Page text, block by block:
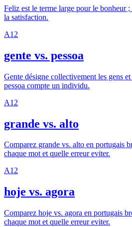
Feliz est le terme large pour le bonheur
la satisfaction.
A1 2
gente vs. pessoa
Gente désigne collectivement les gens
pessoa compte un individu.
A1 2
grande vs. alto
Comparez grande vs. alto en portugais
chaque mot et quelle erreur eviter.
A12
hoje vs. agora
Comparez hoje vs. agora en portugais
chaque mot et quelle erreur eviter.